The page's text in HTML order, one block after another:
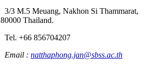
3/3 M.5 Meuang, Nakhon Si Thammarat,
80000 Thailand.
Tel. +66 856704207
Email : natthaphong.jan@sbss.ac.th